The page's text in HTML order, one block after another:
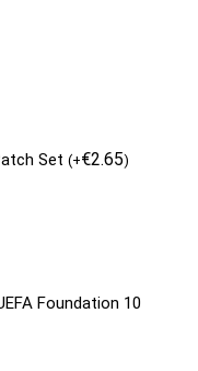
Set(+€2.65)
Foundation 10